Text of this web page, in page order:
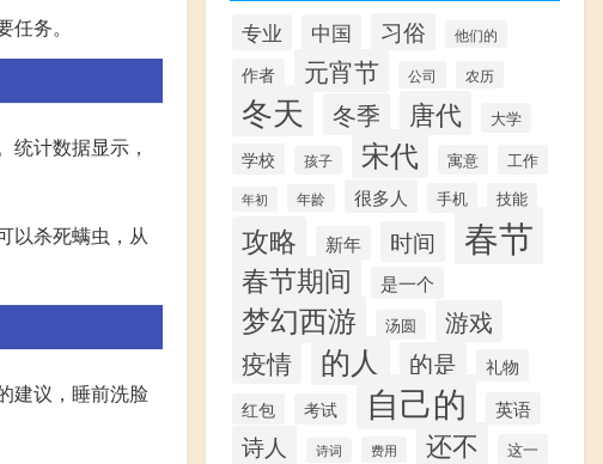
务。
计数据显示，
以杀死螨虫，从
建议，睡前洗脸
专业 中国 习俗 他们的
作者 元宵节 公司 农历
冬天 冬季 唐代 大学
学校 孩子 宋代 寓意 工作
年初 年龄 很多人 手机 技能
攻略 新年 时间 春节
春节期间 是一个
梦幻西游 汤圆 游戏
疫情 的人 的是 礼物
红包 考试 自己的 英语
诗人 诗词 费用 还不 这一